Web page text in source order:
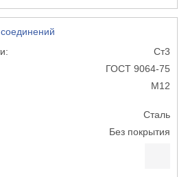
Ст3
ГОСТ 9064-75
М12
Сталь
Без покрытия